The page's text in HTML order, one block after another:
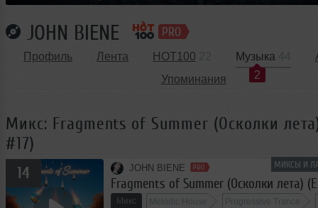
JOHN BIENE
Профиль Лента HOT100
Музыка
2
Упоминания
Микс: Fragments of Summer (Осколки
#17)
МИКСЫ И
14 JOHN BIENE
Fragments of Summer (Осколки лета)
Микс Melodic House Progressive Trance